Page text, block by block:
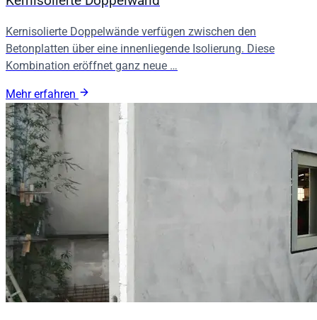
Kernisolierte Doppelwände verfügen zwischen den
Betonplatten über eine innenliegende Isolierung. Diese
Kombination eröffnet ganz neue …
Mehr erfahren